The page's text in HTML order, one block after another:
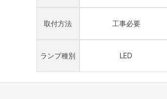
取付方法
ランプ種別
工事必要
LED